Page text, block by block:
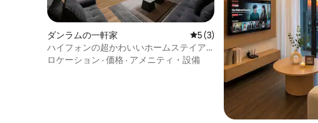
ダンラムの一軒家 レビュー3件、5つ星中5つ星の
5 (3)
ハイフォンの超かわいいホームステイア
パートメント
ロケーション · 価格 · アメニティ・設備